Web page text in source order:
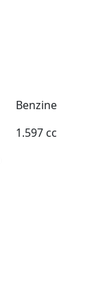
Benzine
1.597 cc